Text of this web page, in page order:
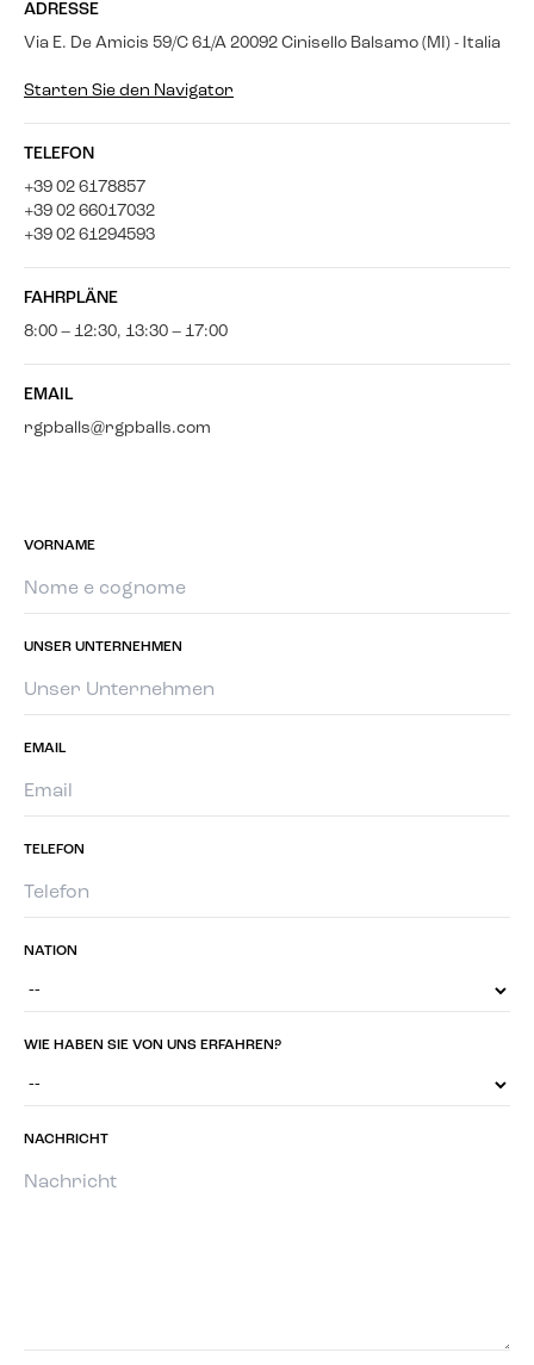
ADRESSE
Via E. De Amicis 59/C 61/A 20092 Cinisello Balsamo (MI) - Italia
Starten Sie den Navigator
TELEFON
+39 02 6178857
+39 02 66017032
+39 02 61294593
FAHRPLÄNE
8:00 – 12:30, 13:30 – 17:00
EMAIL
rgpballs@rgpballs.com
VORNAME
UNSER UNTERNEHMEN
EMAIL
TELEFON
NATION
WIE HABEN SIE VON UNS ERFAHREN?
NACHRICHT